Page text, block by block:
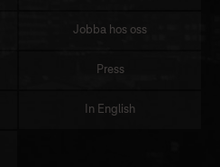
Jobba hos oss
Press
In English